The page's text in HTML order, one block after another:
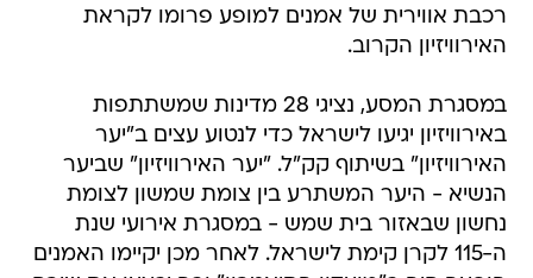
רכבת אווירית של אמנים למופע פרומו לקראת
האירוויזיון הקרוב.
במסגרת המסע, נציגי 28 מדינות שמשתתפות
באירוויזיון יגיעו לישראל כדי לנטוע עצים ב"יער
האירוויזיון" בשיתוף קק"ל. "יער האירוויזיון" שביער
הנשיא - היער המשתרע בין צומת שמשון לצומת
נחשון שבאזור בית שמש - במסגרת אירועי שנת
ה-115 לקרן קימת לישראל. לאחר מכן יקיימו האמנים